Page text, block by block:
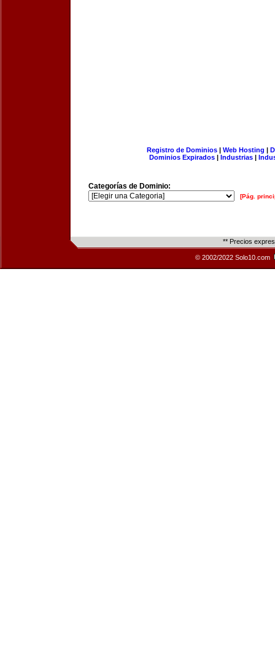
Registro de Dominios| Web Hosting |
Dominios Expirados | Industrias |
Categorías de Dominio:
[Pág.
** Precios
© 2002/2022 Solo10.com